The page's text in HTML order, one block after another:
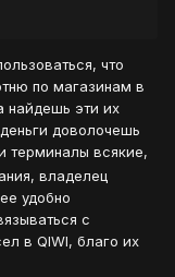
что
по магазинам в
найдешь эти их
доволочешь
терминалы всякие,
владелец
удобно
с
в QIWI, благо их